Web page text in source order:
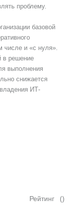
проблему.
базовой
числе и «с нуля».
в решение
выполнения
снижается
ИТ-
Рейтинг ()